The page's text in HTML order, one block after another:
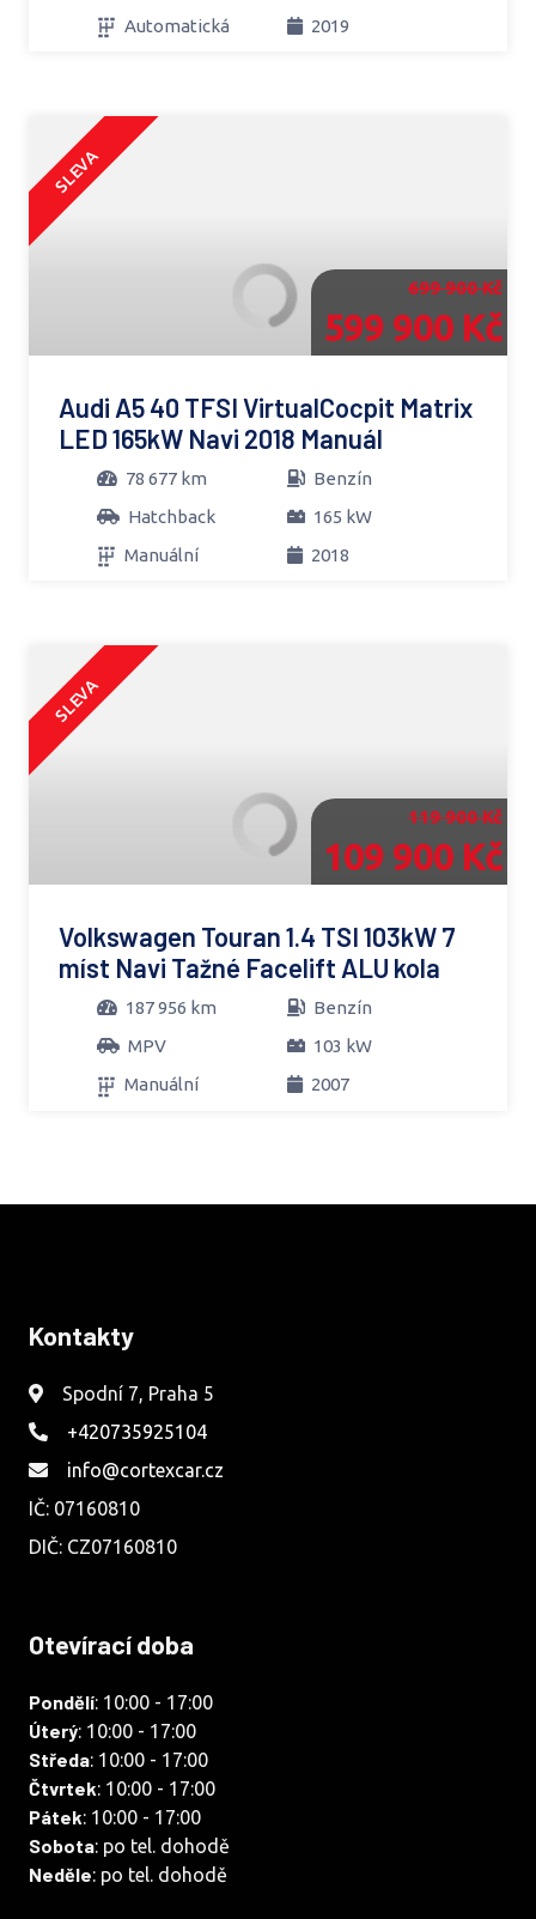
Automatická
2019
SLEVA
699 900 Kč
599 900 Kč
Audi A5 40 TFSI VirtualCocpit Matrix
LED 165kW Navi 2018 Manuál
78 677 km
Benzín
Hatchback
165 kW
Manuální
2018
SLEVA
119 900 Kč
109 900 Kč
Volkswagen Touran 1.4 TSI 103kW 7
míst Navi Tažné Facelift ALU kola
187 956 km
Benzín
MPV
103 kW
Manuální
2007
Kontakty
Spodní 7, Praha 5
+420735925104
info@cortexcar.cz
IČ: 07160810
DIČ: CZ07160810
Otevírací doba
Pondělí: 10:00 - 17:00
Úterý: 10:00 - 17:00
Středa: 10:00 - 17:00
Čtvrtek: 10:00 - 17:00
Pátek: 10:00 - 17:00
Sobota: po tel. dohodě
Neděle: po tel. dohodě